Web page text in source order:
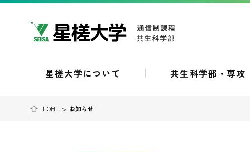
星槎大学について 共生科学部・専攻
HOME > お知らせ